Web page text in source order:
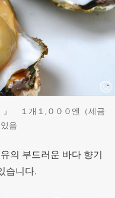
』 １개１,０００엔（세금
음
의 부드러운 바다 향기
습니다.